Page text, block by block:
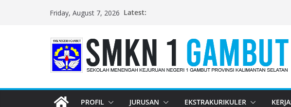
Friday, August 7, 2026 Latest:
PROFIL JURUSAN EKSTRAKURIKULER